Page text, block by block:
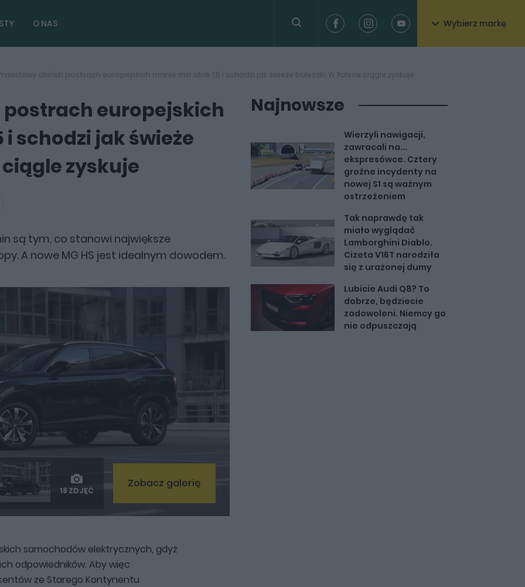
O NAS Wybierz markę
chiński postrach europejskich marek ma silnik 1.5 i schodzi jak świeże bułeczki. W Polsce ciągle zyskuje
europejskich
i schodzi jak świeże
ciągle zyskuje
są tym, co stanowi największe
A nowe MG HS jest idealnym dowodem.
18 ZDJĘĆ
Zobacz galerię
samochodów elektrycznych, gdyż
odpowiedników. Aby więc
ze Starego Kontynentu
Najnowsze
Wierzyli nawigacji,
zawracali na...
ekspresówce. Cztery
groźne incydenty na
nowej S1 są ważnym
ostrzeżeniem
Tak naprawdę tak
miało wyglądać
Lamborghini Diablo.
Cizeta V16T narodziła
się z urażonej dumy
Lubicie Audi Q8? To
dobrze, będziecie
zadowoleni. Niemcy go
nie odpuszczają